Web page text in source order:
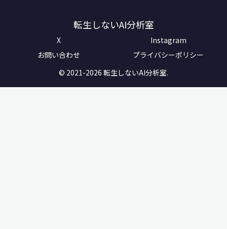
転生しないAI分析室
X
Instagram
お問い合わせ
プライバシーポリシー
© 2021-2026 転生しないAI分析室.